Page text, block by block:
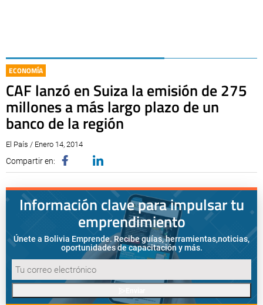
ECONOMÍA
CAF lanzó en Suiza la emisión de 275
millones a más largo plazo de un
banco de la región
El País / Enero 14, 2014
Compartir en:
Información clave para impulsar tu
emprendimiento
Únete a Bolivia Emprende. Recibe guías, herramientas,noticias,
oportunidades de capacitación y más.